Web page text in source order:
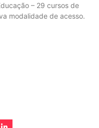
– 29 cursos de
modalidade de acesso.